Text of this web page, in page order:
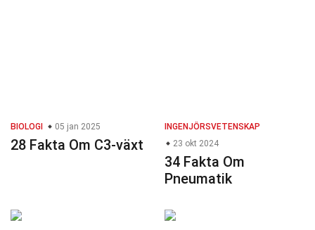
BIOLOGI 05 jan 2025
28 Fakta Om C3-växt
INGENJÖRSVETENSKAP
23 okt 2024
34 Fakta Om
Pneumatik